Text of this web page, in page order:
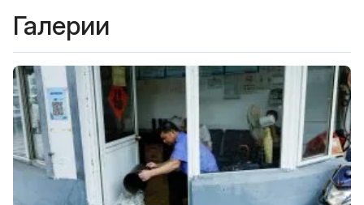
Галерии